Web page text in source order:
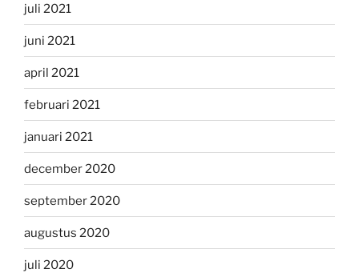
juli 2021
juni 2021
april 2021
februari 2021
januari 2021
december 2020
september 2020
augustus 2020
juli 2020